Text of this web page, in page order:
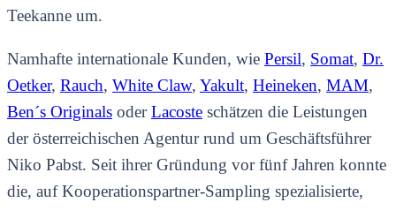
Teekanne um.
Namhafte internationale Kunden, wie Persil, Somat, Dr.
Oetker, Rauch, White Claw, Yakult, Heineken, MAM,
Ben´s Originals oderLacoste schätzen die Leistungen
der österreichischen Agentur rund um Geschäftsführer
Niko Pabst. Seit ihrer Gründung vor fünf Jahren konnte
die, auf Kooperationspartner-Sampling spezialisierte,